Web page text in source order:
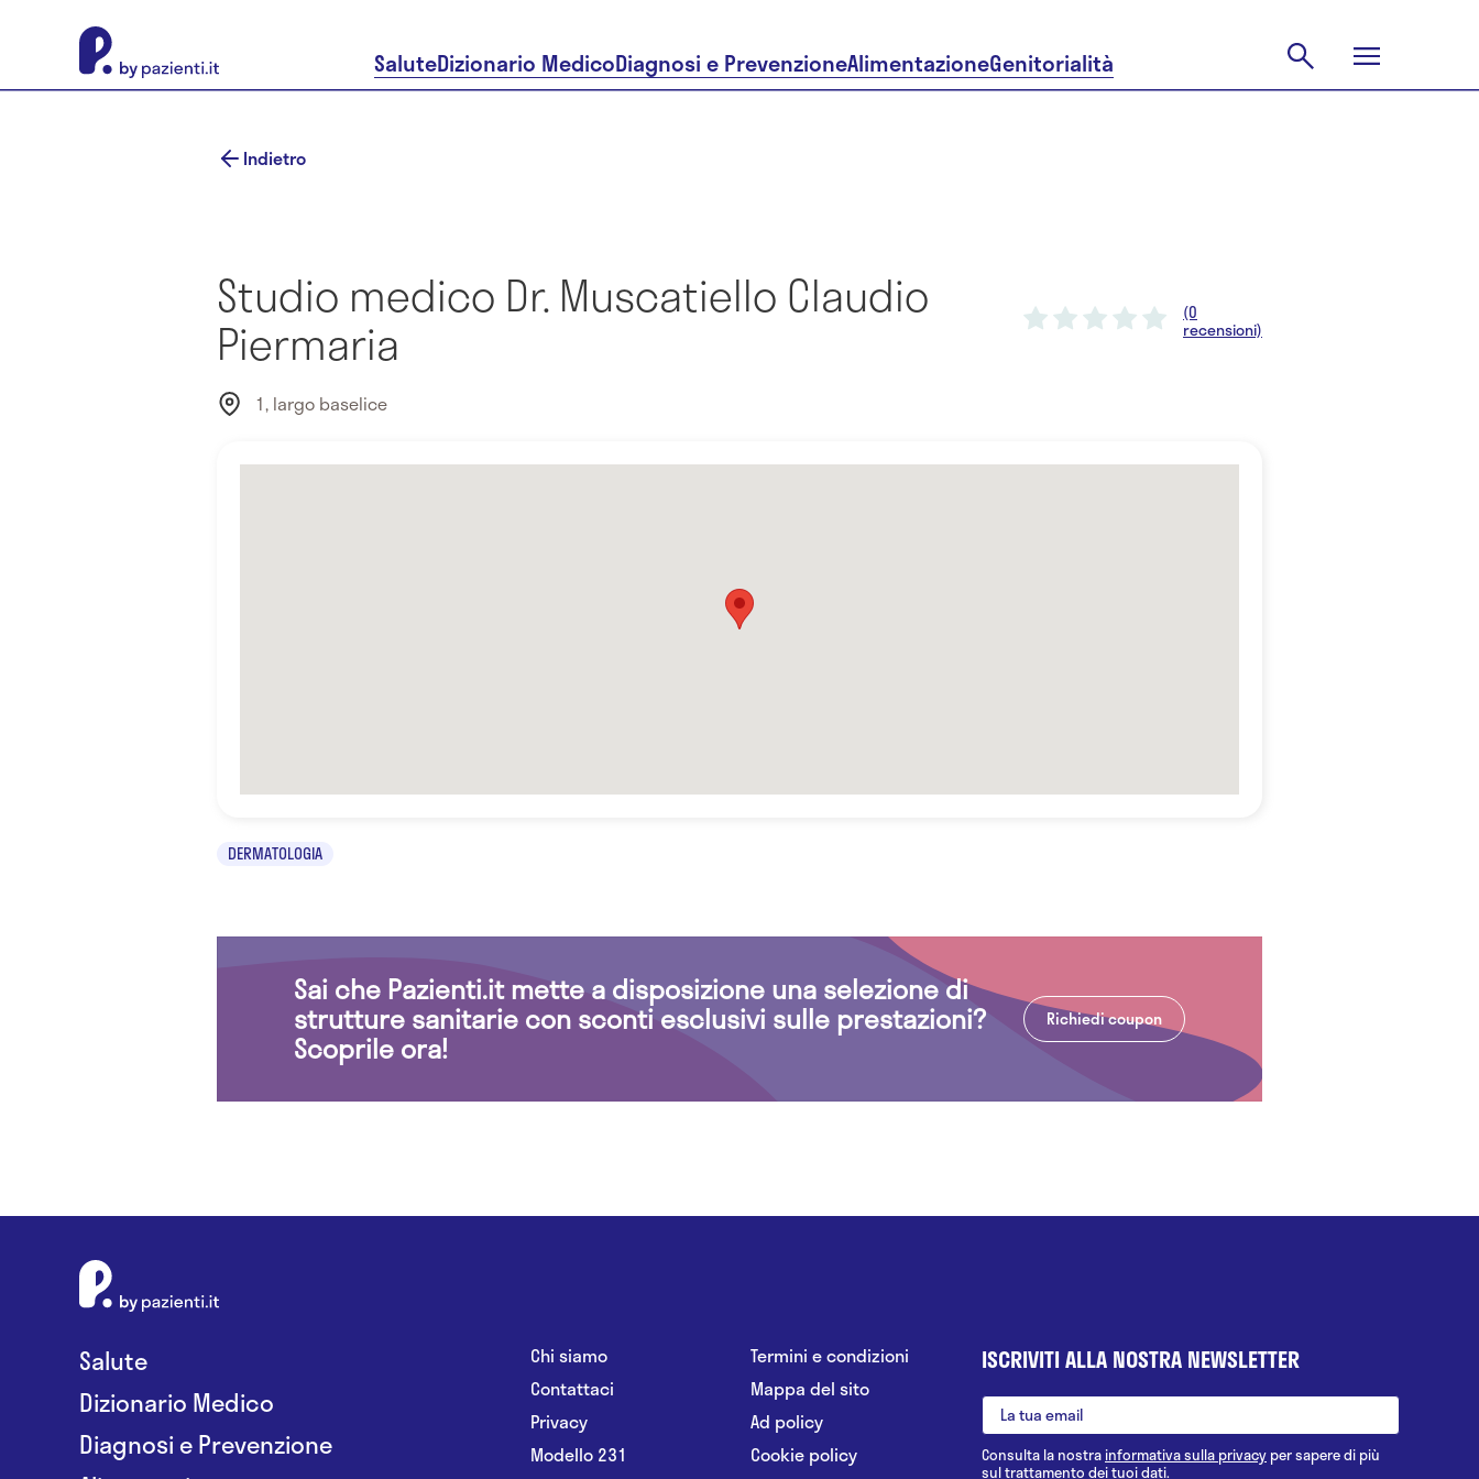
SaluteDizionario MedicoDiagnosi e PrevenzioneAlimentazioneGenitorialità
Indietro
Studio medico Dr. Muscatiello Claudio
Piermaria (0
recensioni)
1, largo baselice
DERMATOLOGIA
Sai che Pazienti.it mette a disposizione una selezione di
strutture sanitarie con sconti esclusivi sulle prestazioni?
Scoprile ora!
Richiedi coupon
Salute
Dizionario Medico
Diagnosi e Prevenzione
Chi siamo
Contattaci
Privacy
Modello 231
Termini e condizioni
Mappa del sito
Ad policy
Cookie policy
ISCRIVITI ALLA NOSTRA NEWSLETTER
Consulta la nostrainformativa sulla privacy per sapere di più
sul trattamento dei tuoi dati.